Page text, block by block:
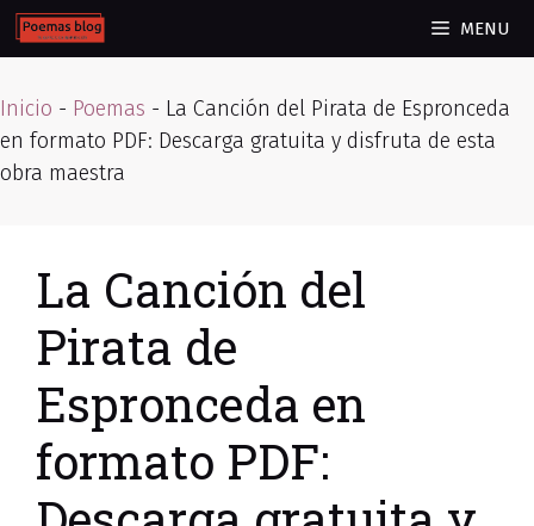
Skip
to
MENU
Inicio - Poemas - La Canción del Pirata de Espronceda
en formato PDF: Descarga gratuita y disfruta de esta
obra maestra
La Canción del
Pirata de
Espronceda en
formato PDF: